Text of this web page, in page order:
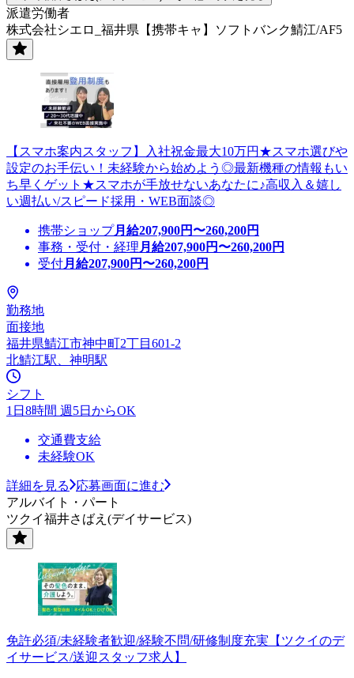
派遣労働者
株式会社シエロ_福井県【携帯キャ】ソフトバンク鯖江/AF5
【スマホ案内スタッフ】入社祝金最大10万円★スマホ選びや
設定のお手伝い！未経験から始めよう◎最新機種の情報もい
ち早くゲット★スマホが手放せないあなたに♪高収入＆嬉し
い週払い/スピード採用・WEB面談◎
携帯ショップ月給207,900円〜260,200円
事務・受付・経理 月給207,900円〜260,200円
受付月給207,900円〜260,200円
勤務地
面接地
福井県鯖江市神中町2丁目601-2
北鯖江駅、神明駅
シフト
1日8時間 週5日からOK
交通費支給
未経験OK
詳細を見る
応募画面に進む
アルバイト・パート
ツクイ福井さばえ(デイサービス)
免許必須/未経験者歓迎/経験不問/研修制度充実【ツクイのデ
イサービス/送迎スタッフ求人】